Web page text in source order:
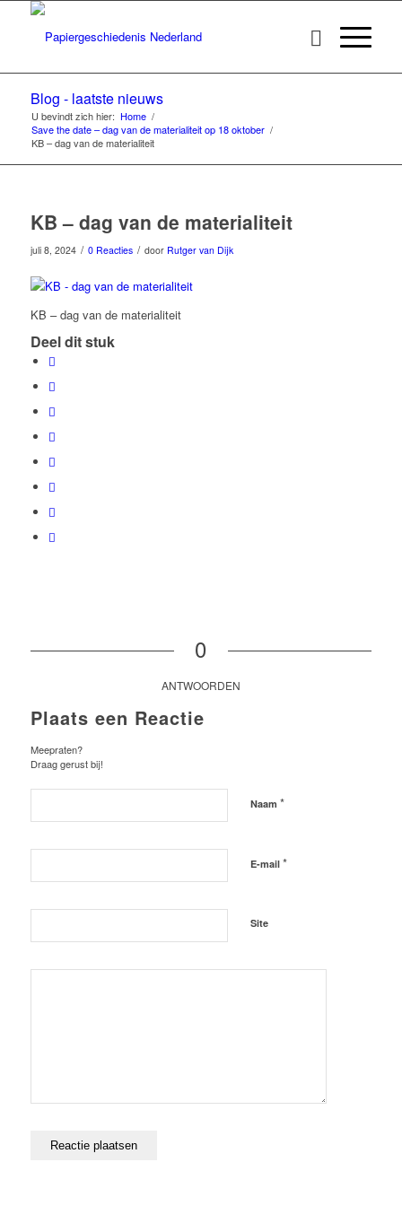
Blog - laatste nieuws
U bevindt zich hier: Home /
Save the date – dag van de materialiteit op 18 oktober /
KB – dag van de materialiteit
KB – dag van de materialiteit
juli 8, 2024 / 0 Reacties / door Rutger van Dijk
KB – dag van de materialiteit
Deel dit stuk
0
ANTWOORDEN
Plaats een Reactie
Meepraten?
Draag gerust bij!
Naam *
E-mail *
Site